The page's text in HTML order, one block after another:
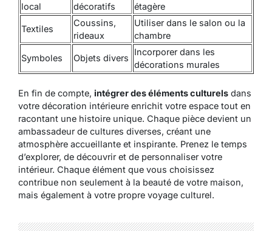
local
décoratifs
étagère
Textiles
Coussins,
rideaux
Utiliser dans le salon ou la
chambre
Symboles Objets divers
Incorporer dans les
décorations murales
En fin de compte, intégrer des éléments culturels dans
votre décoration intérieure enrichit votre espace tout en
racontant une histoire unique. Chaque pièce devient un
ambassadeur de cultures diverses, créant une
atmosphère accueillante et inspirante. Prenez le temps
d’explorer, de découvrir et de personnaliser votre
intérieur. Chaque élément que vous choisissez
contribue non seulement à la beauté de votre maison,
mais également à votre propre voyage culturel.